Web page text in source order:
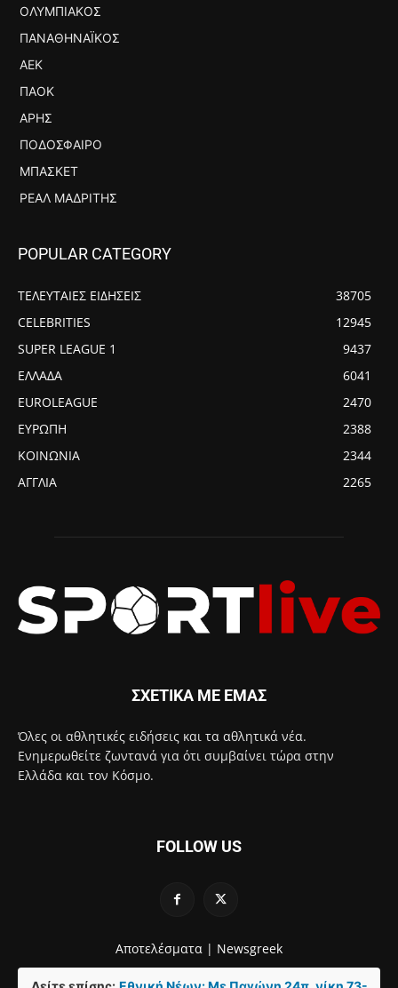
ΟΛΥΜΠΙΑΚΌΣ
ΠΑΝΑΘΗΝΑΪΚΌΣ
ΑΕΚ
ΠΑΟΚ
ΆΡΗΣ
ΠΟΔΌΣΦΑΙΡΟ
ΜΠΆΣΚΕΤ
ΡΕΆΛ ΜΑΔΡΊΤΗΣ
POPULAR CATEGORY
ΤΕΛΕΥΤΑΙΕΣ ΕΙΔΗΣΕΙΣ
38705
CELEBRITIES
12945
SUPER LEAGUE 1
9437
ΕΛΛΑΔΑ
6041
EUROLEAGUE
2470
ΕΥΡΩΠΗ
2388
ΚΟΙΝΩΝΙΑ
2344
ΑΓΓΛΙΑ
2265
ΣΧΕΤΙΚΑ ΜΕ ΕΜΑΣ
Όλες οι αθλητικές ειδήσεις και τα αθλητικά νέα.
Ενημερωθείτε ζωντανά για ότι συμβαίνει τώρα στην
Ελλάδα και τον Κόσμο.
FOLLOW US
Αποτελέσματα | Newsgreek